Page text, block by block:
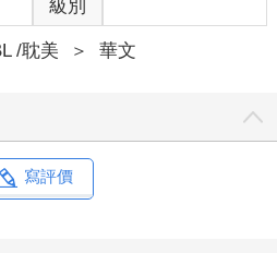
睛的部位用錦帶纏繞著。
令，士兵們圍了上來。
瞇起眼睛，這才明白難以破解的
異！」
的錦墩上直起身子，「你們小心
了一陣，輕蔑地說，「你想殺
級別
/耽美 ＞ 華文
寫評價